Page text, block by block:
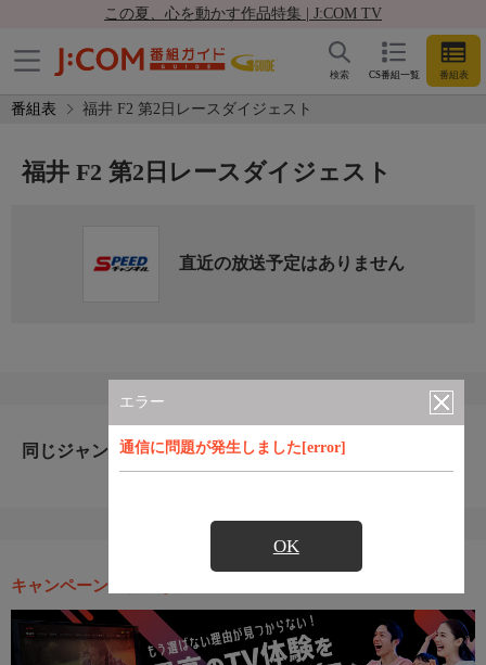
この夏、心を動かす作品特集 | J:COM TV
CS番組一覧 番組表
検索
番組表 福井 F2 第2日レースダイジェスト
エラー
通信に問題が発生しました[error]
OK
福井 F2 第2日レースダイジェスト
直近の放送予定はありません
同じジャンルのおすすめ番組
キャンペーン・お得な情報